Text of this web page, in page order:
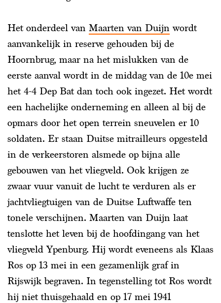
Het onderdeel van Maarten van Duijn wordt
aanvankelijk in reserve gehouden bij de
Hoornbrug, maar na het mislukken van de
eerste aanval wordt in de middag van de 10e mei
het 4-4 Dep Bat dan toch ook ingezet. Het wordt
een hachelijke onderneming en alleen al bij de
opmars door het open terrein sneuvelen er 10
soldaten. Er staan Duitse mitrailleurs opgesteld
in de verkeerstoren alsmede op bijna alle
gebouwen van het vliegveld. Ook krijgen ze
zwaar vuur vanuit de lucht te verduren als er
jachtvliegtuigen van de Duitse Luftwaffe ten
tonele verschijnen. Maarten van Duijn laat
tenslotte het leven bij de hoofdingang van het
vliegveld Ypenburg. Hij wordt eveneens als Klaas
Ros op 13 mei in een gezamenlijk graf in
Rijswijk begraven. In tegenstelling tot Ros wordt
hij niet thuisgehaald en op 17 mei 1941